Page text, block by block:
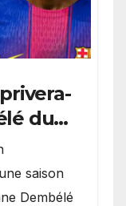
du
saison
Dembélé